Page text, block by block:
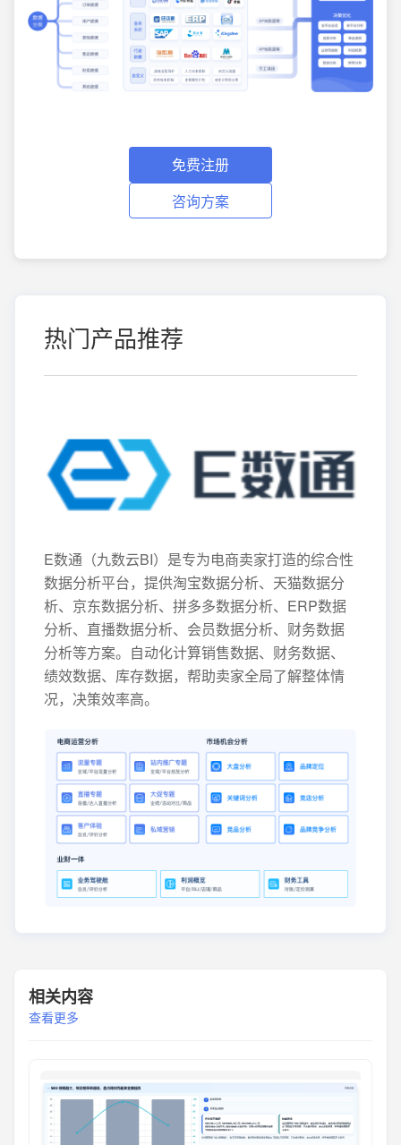
免费注册
咨询方案
热门产品推荐
E数通（九数云BI）是专为电商卖家打造的综合性
数据分析平台，提供淘宝数据分析、天猫数据分
析、京东数据分析、拼多多数据分析、ERP数据
分析、直播数据分析、会员数据分析、财务数据
分析等方案。自动化计算销售数据、财务数据、
绩效数据、库存数据，帮助卖家全局了解整体情
况，决策效率高。
相关内容
查看更多